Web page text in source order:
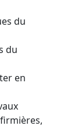
du
du
en